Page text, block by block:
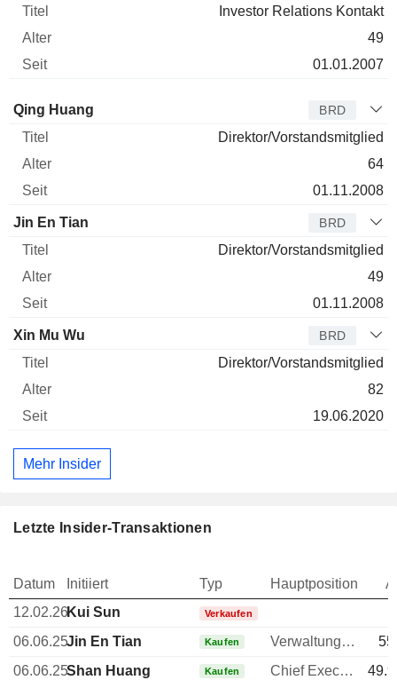
Investor Relations Kontakt
49
01.01.2007
Verwaltungsratsmitglied
Qing Huang BRD
Direktor/Vorstandsmitglied
64
01.11.2008
Jin En Tian BRD
Direktor/Vorstandsmitglied
49
01.11.2008
Xin Mu Wu BRD
Direktor/Vorstandsmitglied
82
19.06.2020
Mehr Insider
Letzte Insider-Transaktionen
Datum Initiiert Typ Hauptposition
12.02.26Kui Sun Verkaufen
06.06.25Jin En Tian Kaufen Verwaltungsratsmitglied
06.06.25Shan Huang Kaufen Chief Executive Officer (CEO)